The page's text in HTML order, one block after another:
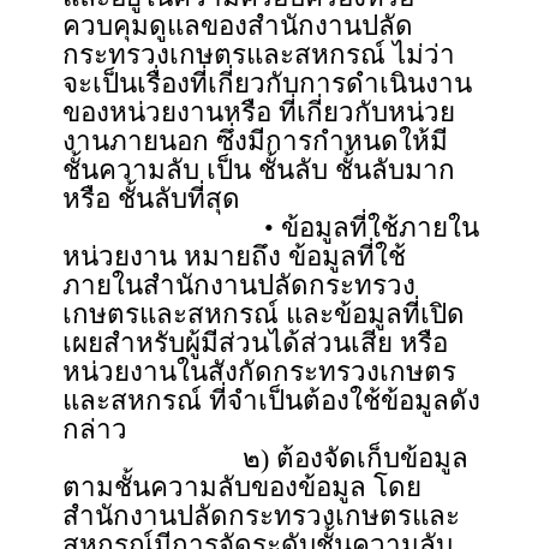
ควบคุมดูแลของสำนักงานปลัด
กระทรวงเกษตรและสหกรณ์ ไม่ว่า
จะเป็นเรื่องที่เกี่ยวกับการดำเนินงาน
ของหน่วยงานหรือ ที่เกี่ยวกับหน่วย
งานภายนอก ซึ่งมีการกำหนดให้มี
ชั้นความลับ เป็น ชั้นลับ ชั้นลับมาก
หรือ ชั้นลับที่สุด
• ข้อมูลที่ใช้ภายใน
หน่วยงาน หมายถึง ข้อมูลที่ใช้
ภายในสำนักงานปลัดกระทรวง
เกษตรและสหกรณ์ และข้อมูลที่เปิด
เผยสำหรับผู้มีส่วนได้ส่วนเสีย หรือ
หน่วยงานในสังกัดกระทรวงเกษตร
และสหกรณ์ ที่จำเป็นต้องใช้ข้อมูลดัง
กล่าว
๒) ต้องจัดเก็บข้อมูล
ตามชั้นความลับของข้อมูล โดย
สำนักงานปลัดกระทรวงเกษตรและ